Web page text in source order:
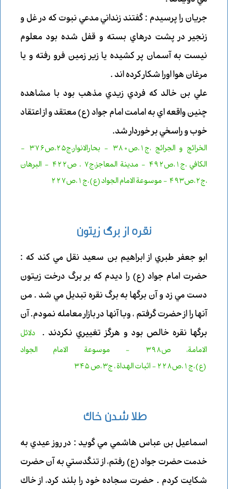
جريان را پرسيدم : گفتند زنداني مدعي نبوت كه در غل و
زنجير در پشت درهاي بسته و قفل شده بود معلوم
نيست به آسمان پر كشيده يا زير زمين فرو رفته و يا
مرغان هوا اورا شكار كرده اند .
علي بن خالد كه فردي زيدي مذهب بود با مشاهده
چنين واقعه اي به امامت امام جواد (ع) معتقد و از اعتقاد
خوب و راسخي بر خوردار شد.
الخرائج و الجرائج ،ج1،ص380 - بحارالانوار،ج25،ص376 -
الكافي ،ج1،ص492
-
مدينة المعاجز،ج7 ، ص422 - البرهان
،ج2،ص493 - موسوعة الامام الجواد(ع)،ج1،ص227
نقره از برگ زيتون
ابو جعفر طبري از ابراهيم بن سعيد نقل مي كند كه :
حضرت امام جواد (ع) را ديدم كه بر برگ درخت زيتون
دست مي زد و آن برگها به برگ نقره تبديل مي شد . من
آنها را از حضرت گرفتم ، وبا آنها در بازار معامله نمودم. آن
برگها نقره خالص بود و هرگز تغييري نكردند . دلائل
الامامة، ص398 - موسوعة الامام الجواد
(ع)،ج1،ص228- اثبات الهداة ، ج3 ،ص 345
طلا شدن خاك
اسماعيل بن عباس هاشمي مي گويد : در روز عيدي به
خدمت حضرت جواد (ع) رفتم، از تنگدستي به آن حضرت
شكايت كردم . حضرت سجاده خود را بلند كرد، از خاك